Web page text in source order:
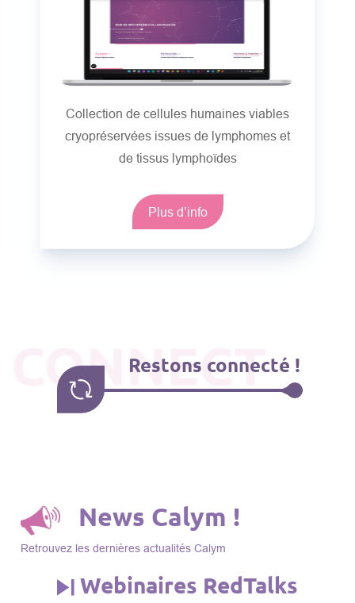
Collection de cellules humaines viables
cryopréservées issues de lymphomes et
de tissus lymphoïdes
Plus d’info
CONNECT
Restons connecté !
News Calym !
Retrouvez les dernières actualités Calym
Webinaires RedTalks